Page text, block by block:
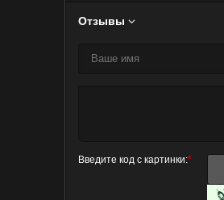
Отзывы 
Введите код с картинки:*